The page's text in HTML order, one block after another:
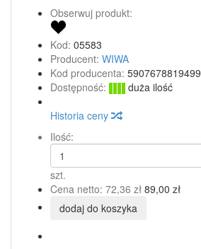
Obserwuj produkt:
Kod: 05583
Producent: WIWA
Kod producenta: 5907678819499
Dostępność:
duża ilość
Historia ceny
Ilość:
szt.
Cena netto: 72,36 zł 89,00 zł
dodaj do koszyka